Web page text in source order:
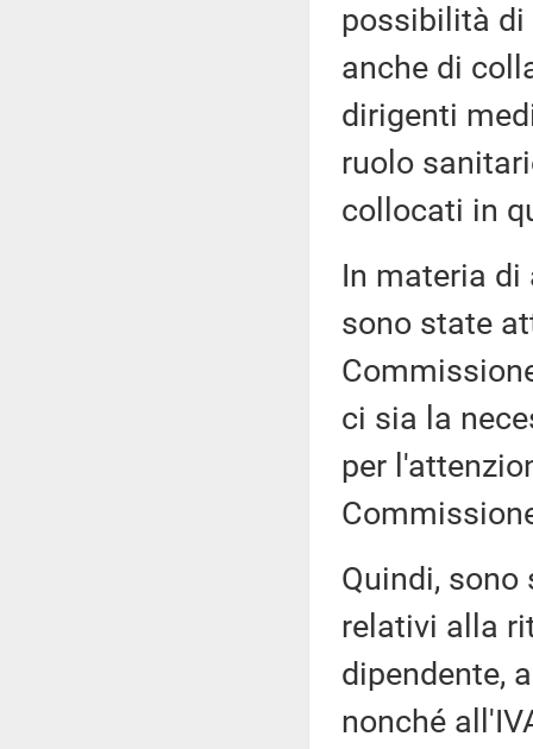
possibilità di
anche di
dirigenti
ruolo
collocati in
In materia di
sono state
ci sia la
per
Quindi,
relativi alla
dipendente,
nonché